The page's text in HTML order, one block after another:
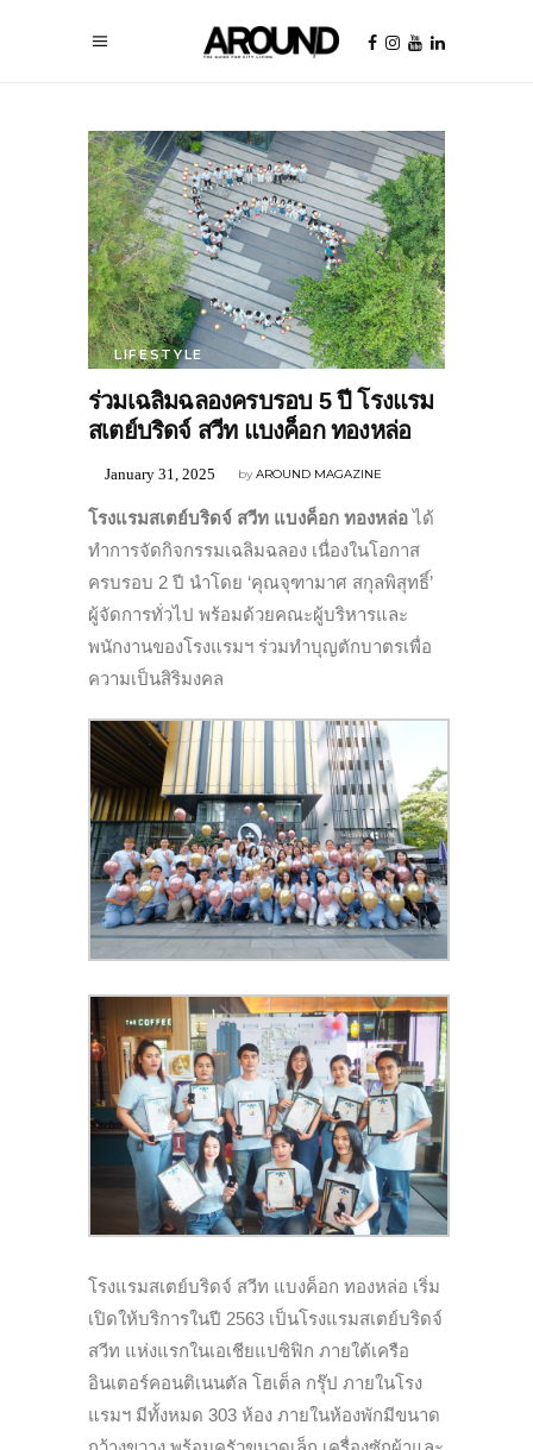
LIFESTYLE
ร่วมเฉลิมฉลองครบรอบ 5 ปี โรงแรม
สเตย์บริดจ์ สวีท แบงค็อก ทองหล่อ
byAROUND MAGAZINE
January 31, 2025
โรงแรมสเตย์บริดจ์ สวีท แบงค็อก ทองหล่อได้
ทำการจัดกิจกรรมเฉลิมฉลอง เนื่องในโอกาส
ครบรอบ 2 ปี นำโดย ‘คุณจุฑามาศ สกุลพิสุทธิ์’
ผู้จัดการทั่วไป พร้อมด้วยคณะผู้บริหารและ
พนักงานของโรงแรมฯ ร่วมทำบุญตักบาตรเพื่อ
ความเป็นสิริมงคล
โรงแรมสเตย์บริดจ์ สวีท แบงค็อก ทองหล่อ เริ่ม
เปิดให้บริการในปี 2563 เป็นโรงแรมสเตย์บริดจ์
สวีท แห่งแรกในเอเชียแปซิฟิก ภายใต้เครือ
อินเตอร์คอนติเนนตัล โฮเต็ล กรุ๊ป ภายในโรง
แรมฯ มีทั้งหมด 303 ห้อง ภายในห้องพักมีขนาด